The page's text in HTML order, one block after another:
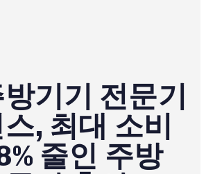
기기 전문기
, 최대 소비
줄인 주방